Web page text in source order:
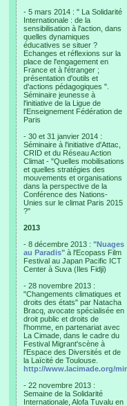
- 5 mars 2014 : " La Solidarité
Internationale : de la
sensibilisation à l'action, dans
quelles dynamiques
éducatives se situer ?
Echanges et réflexions sur la
place de l'engagement en
France et à l'étranger ;
présentation d'outils et
d'actions pédagogiques ".
Séminaire jeunesse à
l'initiative de la Ligue de
l'Enseignement Fédération de
Paris
- 30 et 31 janvier 2014 :
Séminaire à l'initiative d'Attac,
CRID et du Réseau Action
Climat - "Quelles mobilisations
et quelles stratégies des
mouvements et organisations
dans la perspective de la
Conférence des Nations-
Unies sur le climat Paris 2015
?"
2013
- 8 décembre 2013 : "Nuages
au Paradis" à l'Ecopass Film
Festival au Japan Pacific ICT
Center à Suva (Iles Fidji)
- 28 novembre 2013 :
"Changements climatiques et
droits des états" par Natacha
Bracq, avocate spécialisée en
droit public et droits de
l'homme, en partenariat avec
La Cimade, dans le cadre du
Festival Migrant'scène à
l'Espace des Diversités et de
la Laïcité de Toulouse.
http://www.lacimade.org/
- 22 novembre 2013 :
Semaine de la Solidarité
Internationale, Alofa Tuvalu en